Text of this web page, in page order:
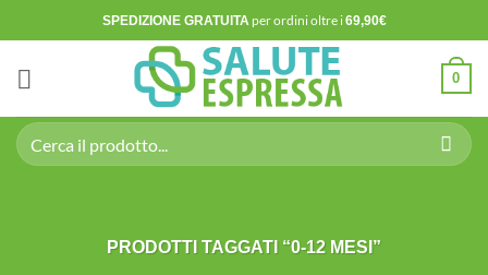
ai
contenuti
SPEDIZIONE GRATUITA per ordini oltre i69,90€
0
Cerca:
PRODOTTI TAGGATI “0-12 MESI”